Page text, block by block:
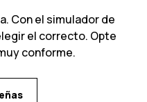
Con el simulador de
el correcto. Opte
conforme.